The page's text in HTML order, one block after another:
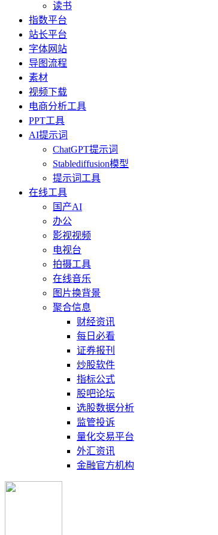
读书
指数平台
站长平台
字体网站
导图流程
素材
视频下载
电商分析工具
PPT工具
AI提示词
ChatGPT提示词
Stablediffusion模型
提示词工具
在线工具
国产AI
办公
影视视频
电视台
拍摄工具
在线音乐
图片换背景
聚合信息
财经资讯
每日必看
证券报刊
炒股软件
指标公式
股吧论坛
选股数据分析
监管投诉
量化交易平台
外汇资讯
金融官方机构